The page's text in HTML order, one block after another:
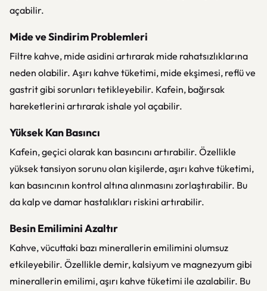
açabilir.
Mide ve Sindirim Problemleri
Filtre kahve, mide asidini artırarak mide rahatsızlıklarına
neden olabilir. Aşırı kahve tüketimi, mide ekşimesi, reflü ve
gastrit gibi sorunları tetikleyebilir. Kafein, bağırsak
hareketlerini artırarak ishale yol açabilir.
Yüksek Kan Basıncı
Kafein, geçici olarak kan basıncını artırabilir. Özellikle
yüksek tansiyon sorunu olan kişilerde, aşırı kahve tüketimi,
kan basıncının kontrol altına alınmasını zorlaştırabilir. Bu
da kalp ve damar hastalıkları riskini artırabilir.
Besin Emilimini Azaltır
Kahve, vücuttaki bazı minerallerin emilimini olumsuz
etkileyebilir. Özellikle demir, kalsiyum ve magnezyum gibi
minerallerin emilimi, aşırı kahve tüketimi ile azalabilir. Bu